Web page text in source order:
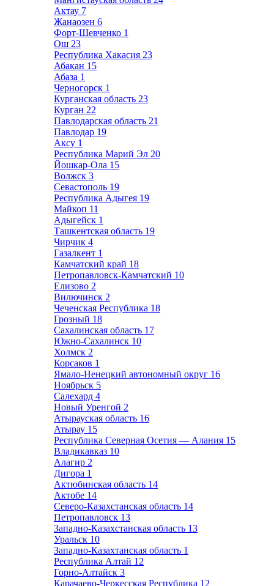
Актау 7
Жанаозен 6
Форт-Шевченко 1
Ош 23
Республика Хакасия 23
Абакан 15
Абаза 1
Черногорск 1
Курганская область 23
Курган 22
Павлодарская область 21
Павлодар 19
Аксу 1
Республика Марий Эл 20
Йошкар-Ола 15
Волжск 3
Севастополь 19
Республика Адыгея 19
Майкоп 11
Адыгейск 1
Ташкентская область 19
Чирчик 4
Газалкент 1
Камчатский край 18
Петропавловск-Камчатский 10
Елизово 2
Вилючинск 2
Чеченская Республика 18
Грозный 18
Сахалинская область 17
Южно-Сахалинск 10
Холмск 2
Корсаков 1
Ямало-Ненецкий автономный округ 16
Ноябрьск 5
Салехард 4
Новый Уренгой 2
Атырауская область 16
Атырау 15
Республика Северная Осетия — Алания 15
Владикавказ 10
Алагир 2
Дигора 1
Актюбинская область 14
Актобе 14
Северо-Казахстанская область 14
Петропавловск 13
Западно-Казахстанская область 13
Уральск 10
Западно-Казахтанская область 1
Республика Алтай 12
Горно-Алтайск 3
Карачаево-Черкесская Республика 12